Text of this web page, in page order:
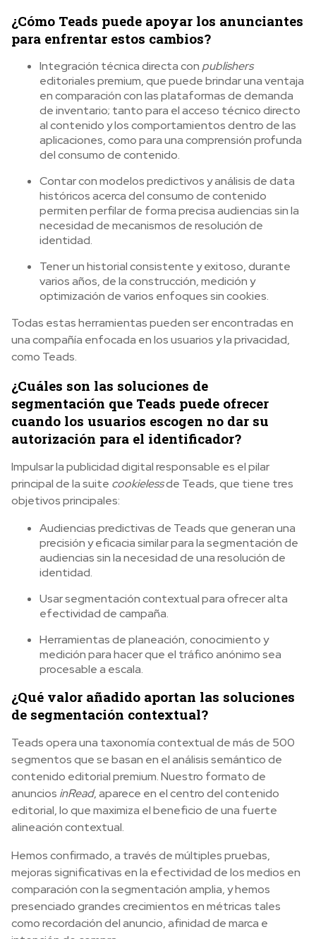
¿Cómo Teads puede apoyar los anunciantes
para enfrentar estos cambios?
Integración técnica directa con publishers
editoriales premium, que puede brindar una ventaja
en comparación con las plataformas de demanda
de inventario; tanto para el acceso técnico directo
al contenido y los comportamientos dentro de las
aplicaciones, como para una comprensión profunda
del consumo de contenido.
Contar con modelos predictivos y análisis de data
históricos acerca del consumo de contenido
permiten perfilar de forma precisa audiencias sin la
necesidad de mecanismos de resolución de
identidad.
Tener un historial consistente y exitoso, durante
varios años, de la construcción, medición y
optimización de varios enfoques sin cookies.
Todas estas herramientas pueden ser encontradas en
una compañía enfocada en los usuarios y la privacidad,
como Teads.
¿Cuáles son las soluciones de
segmentación que Teads puede ofrecer
cuando los usuarios escogen no dar su
autorización para el identificador?
Impulsar la publicidad digital responsable es el pilar
principal de la suite cookielessde Teads, que tiene tres
objetivos principales:
Audiencias predictivas de Teads que generan una
precisión y eficacia similar para la segmentación de
audiencias sin la necesidad de una resolución de
identidad.
Usar segmentación contextual para ofrecer alta
efectividad de campaña.
Herramientas de planeación, conocimiento y
medición para hacer que el tráfico anónimo sea
procesable a escala.
¿Qué valor añadido aportan las soluciones
de segmentación contextual?
Teads opera una taxonomía contextual de más de 500
segmentos que se basan en el análisis semántico de
contenido editorial premium. Nuestro formato de
anuncios inRead, aparece en el centro del contenido
editorial, lo que maximiza el beneficio de una fuerte
alineación contextual.
Hemos confirmado, a través de múltiples pruebas,
mejoras significativas en la efectividad de los medios en
comparación con la segmentación amplia, y hemos
presenciado grandes crecimientos en métricas tales
como recordación del anuncio, afinidad de marca e